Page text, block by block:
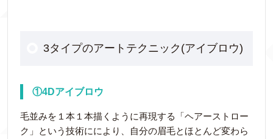
3タイプのアートテクニック(アイブロウ)
①4Dアイブロウ
毛並みを１本１本描くように再現する「ヘアーストロー
ク」という技術ににより、自分の眉毛とほとんど変わら